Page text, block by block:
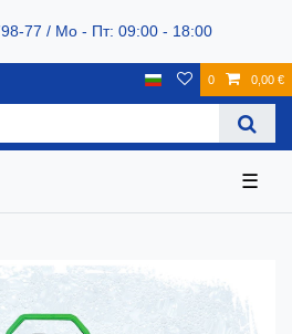
77 / Mo - Пт: 09:00 - 18:00
0 0,00 €
☰